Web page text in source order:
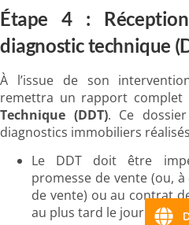
Étape 4 :
diagnostic technique
À l’issue de son
remettra un rapport complet
Technique (DDT). Ce
diagnostics immobiliers
Le DDT doit être
promesse de vente (ou,
de vente) ou au contrat
au plus tard le jour de la